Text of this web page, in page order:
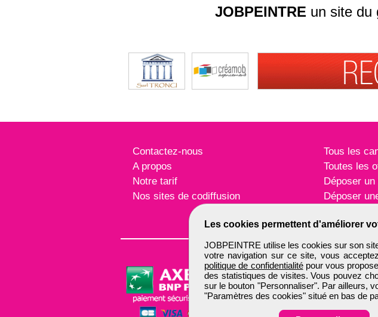
Les cookies permettent d'améliorer
JOBPEINTRE utilise les cookies sur son
votre navigation sur ce site, vous
politique de confidentialitépour vous
des statistiques de visites. Vous pouvez
sur le bouton "Personnaliser". Par ailleurs,
"Paramètres des cookies" situé en bas de
JOBPEINTRE un site du
Contactez-nous
A propos
Notre tarif
Nos sites de codiffusion
Tous les
Toutes les
Déposer un
Déposer